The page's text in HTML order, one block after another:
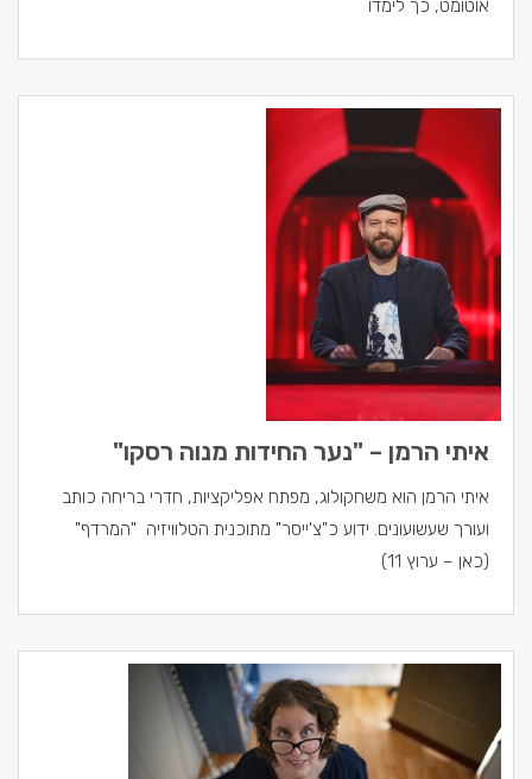
אוטומט, כך לימדו
איתי הרמן – "נער החידות מנוה רסקו"
איתי הרמן הוא משחקולוג, מפתח אפליקציות, חדרי בריחה כותב
ועורך שעשועונים. ידוע כ"צ'ייסר" מתוכנית הטלוויזיה "המרדף"
(כאן – ערוץ 11)